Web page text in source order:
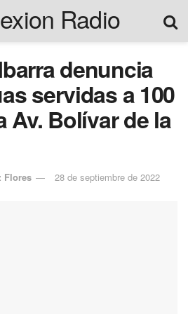
denuncia
servidas a 100
Av. Bolívar de la
Flores 28 de septiembre de 2022